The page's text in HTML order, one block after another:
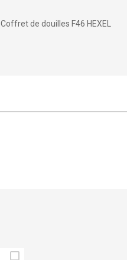
Coffret de douilles F46 HEXEL